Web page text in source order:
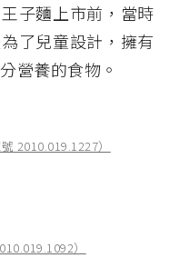
子麵上市前，當時
了兒童設計，擁有
營養的食物。
2010.019.1227）
）